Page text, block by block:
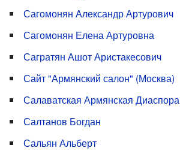
Сагомонян Александр Артурович
Сагомонян Елена Артуровна
Сагратян Ашот Аристакесович
Сайт "Армянский салон" (Москва)
Салаватская Армянская Диаспора
Салтанов Богдан
Сальян Альберт